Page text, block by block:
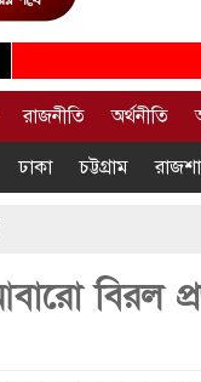
রাজনীতি অর্থনীতি
ঢাকা চট্টগ্রাম
বিরল